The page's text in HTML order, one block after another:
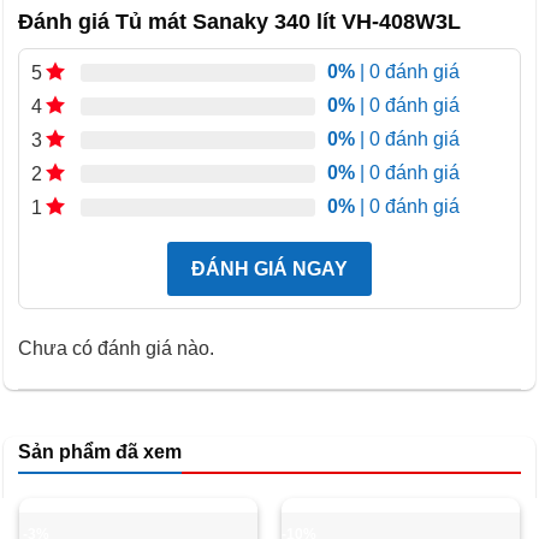
Dàn lạnh bằng nhôm làm lạnh nhanh
Tủ mát Sanaky 340 lít VH-408W3L được trang bị dàn lạnh
Hệ thống quạt gió tuần hoàn không khí lạnh khắp không
gian bên trong, đảm bảo nhiệt độ ổn định và duy trì độ tươi
ngon cho thực phẩm.
tiết kiệm điện năng và giảm thiểu tiếng ồn trong quá trình
Đánh giá Tủ mát Sanaky 340 lít VH-408W3L
5 0% | 0 đánh giá
4
0% | 0 đánh giá
3
0% | 0 đánh giá
2
0% | 0 đánh giá
1
0% | 0 đánh giá
ĐÁNH GIÁ NGAY
Chưa có đánh giá nào.
Sản phẩm đã xem